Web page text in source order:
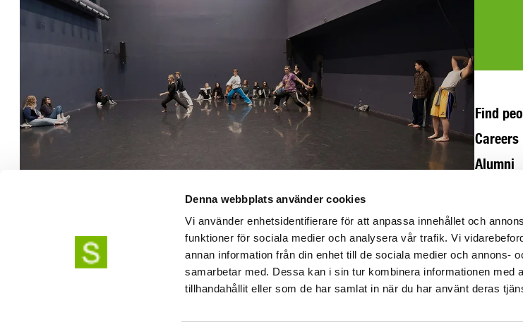
Denna webbplats använder cookies
Vi använder enhetsidentifierare för att anpassa innehållet och
funktioner för sociala medier och analysera vår trafik. Vi
annan information från din enhet till de sociala medier och annons-
samarbetar med. Dessa kan i sin tur kombinera informationen med
tillhandahållit eller som de har samlat in när du har använt deras
Telephone: 08-49 400 000
studieinfo@uniarts.se
Questions about doctoral studies: phdpositions@uniarts.se
Find
Careers
Alumni